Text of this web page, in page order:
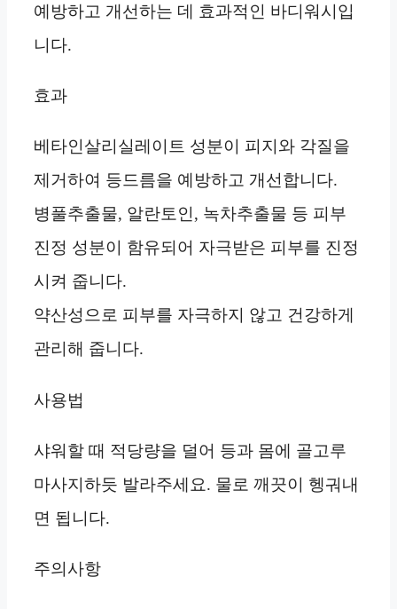
예방하고 개선하는 데 효과적인 바디워시입
니다.
효과
베타인살리실레이트 성분이 피지와 각질을
제거하여 등드름을 예방하고 개선합니다.
병풀추출물, 알란토인, 녹차추출물 등 피부
진정 성분이 함유되어 자극받은 피부를 진정
시켜 줍니다.
약산성으로 피부를 자극하지 않고 건강하게
관리해 줍니다.
사용법
샤워할 때 적당량을 덜어 등과 몸에 골고루
마사지하듯 발라주세요. 물로 깨끗이 헹궈내
면 됩니다.
주의사항